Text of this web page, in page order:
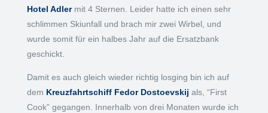
Hotel Adlermit 4 Sternen. Leider hatte ich einen sehr
schlimmen Skiunfall und brach mir zwei Wirbel, und
wurde somit für ein halbes Jahr auf die Ersatzbank
geschickt.
Damit es auch gleich wieder richtig losging bin ich auf
dem Kreuzfahrtschiff Fedor Dostoevskij als, “First
Cook” gegangen. Innerhalb von drei Monaten wurde ich